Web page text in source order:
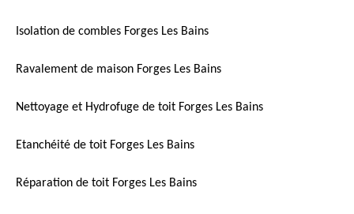
Isolation de combles Forges Les Bains
Ravalement de maison Forges Les Bains
Nettoyage et Hydrofuge de toit Forges Les Bains
Etanchéité de toit Forges Les Bains
Réparation de toit Forges Les Bains